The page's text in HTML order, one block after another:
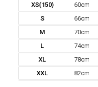
XS(150)
60cm
S
66cm
M
70cm
L
74cm
XL
78cm
XXL
82cm